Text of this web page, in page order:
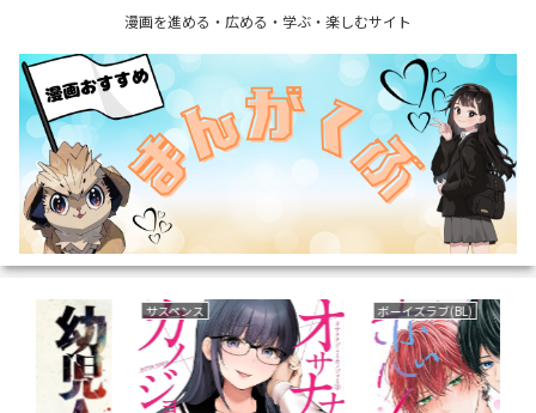
漫画を進める・広める・学ぶ・楽しむサイト
サスペンス ボーイズラブ(BL)